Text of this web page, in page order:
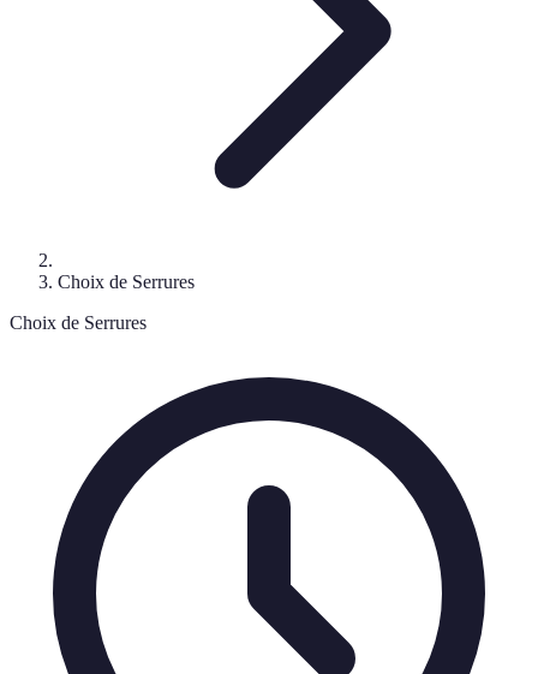
Choix de Serrures
Choix de Serrures